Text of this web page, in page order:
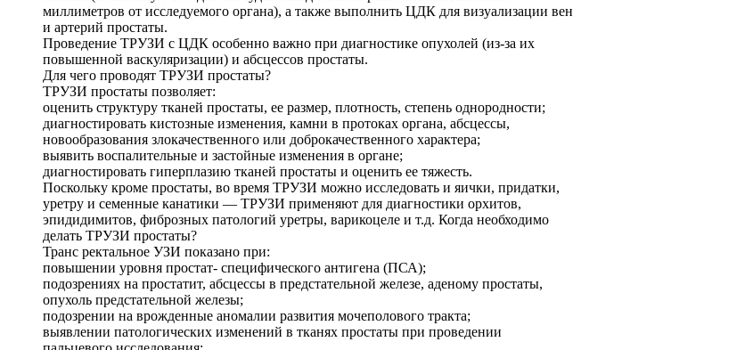
миллиметров от исследуемого органа), а также выполнить ЦДК для визуализации вен
и артерий простаты.
Проведение ТРУЗИ с ЦДК особенно важно при диагностике опухолей (из-за их
повышенной васкуляризации) и абсцессов простаты.
Для чего проводят ТРУЗИ простаты?
ТРУЗИ простаты позволяет:
оценить структуру тканей простаты, ее размер, плотность, степень однородности;
диагностировать кистозные изменения, камни в протоках органа, абсцессы,
новообразования злокачественного или доброкачественного характера;
выявить воспалительные и застойные изменения в органе;
диагностировать гиперплазию тканей простаты и оценить ее тяжесть.
Поскольку кроме простаты, во время ТРУЗИ можно исследовать и яички, придатки,
уретру и семенные канатики — ТРУЗИ применяют для диагностики орхитов,
эпидидимитов, фиброзных патологий уретры, варикоцеле и т.д. Когда необходимо
делать ТРУЗИ простаты?
Транс ректальное УЗИ показано при:
повышении уровня простат- специфического антигена (ПСА);
подозрениях на простатит, абсцессы в предстательной железе, аденому простаты,
опухоль предстательной железы;
подозрении на врожденные аномалии развития мочеполового тракта;
выявлении патологических изменений в тканях простаты при проведении